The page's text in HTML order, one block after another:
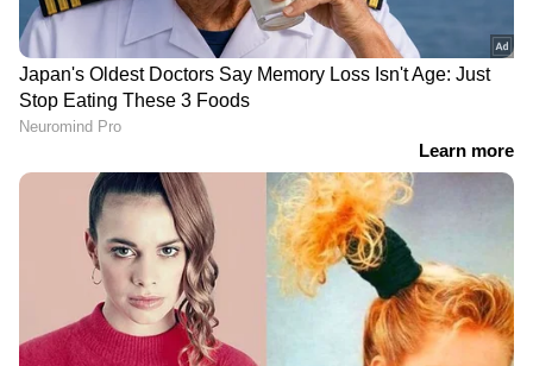
RECOMMENDED STORIES